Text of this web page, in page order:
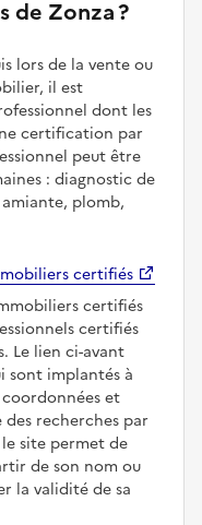
Zonza ?
lors de la vente ou
il est
dont les
certification par
peut être
: diagnostic de
plomb,
certifiés
certifiés
certifiés
Le lien ci-avant
sont implantés à
et
recherches par
site permet de
de son nom ou
la validité de sa